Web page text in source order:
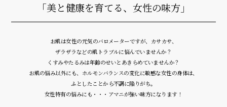
「美と健康を育てる、女性の味方」
お肌は女性の元気のバロメーターですが、カサカサ、
ザラザラなどの肌トラブルに悩んでいませんか？
くすみやたるみは年齢のせいとあきらめていませんか？
お肌の悩み以外にも、ホルモンバランスの変化に敏感な女性の身体は、
ふとしたことから不調に陥りがち。
女性特有の悩みにも・・・アマニが強い味方になります！